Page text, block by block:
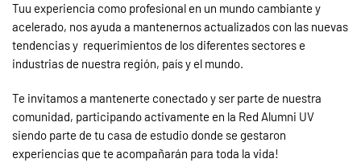
Tuu experiencia como profesional en un mundo cambiante y
acelerado, nos ayuda a mantenernos actualizados con las nuevas
tendencias y requerimientos de los diferentes sectores e
industrias de nuestra región, país y el mundo.
Te invitamos a mantenerte conectado y ser parte de nuestra
comunidad, participando activamente en la Red Alumni UV
siendo parte de tu casa de estudio donde se gestaron
experiencias que te acompañarán para toda la vida!